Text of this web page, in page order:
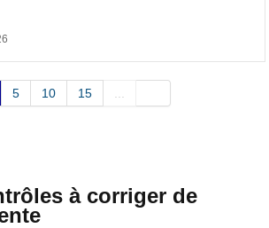
5 10 15
à corriger de